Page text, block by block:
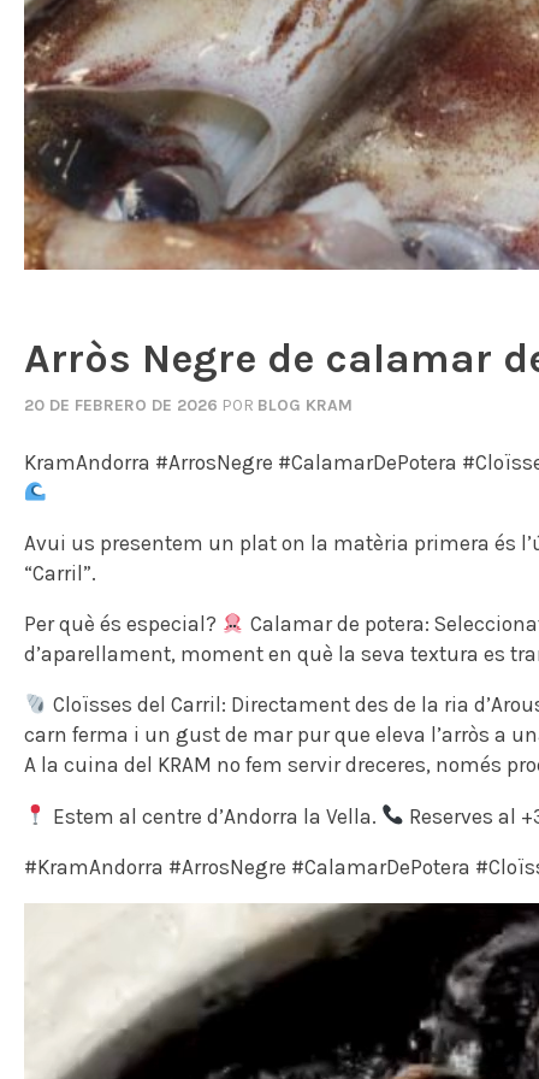
Arròs Negre de calamar
20 DE FEBRERO DE 2026 POR BLOG KRAM
KramAndorra #ArrosNegre #CalamarDePotera
Avui us presentem un plat on la matèria primera és
“Carril”.
Per què és especial?
Calamar de potera:
d’aparellament, moment en què la seva textura es
Cloïsses del Carril: Directament des de la ria
carn ferma i un gust de mar pur que eleva l’arròs a
A la cuina del KRAM no fem servir dreceres, només
Estem al centre d’Andorra la Vella. Reserves al
#KramAndorra #ArrosNegre #CalamarDePotera